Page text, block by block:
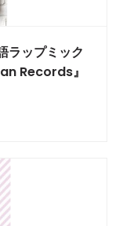
ラップミック
Records』